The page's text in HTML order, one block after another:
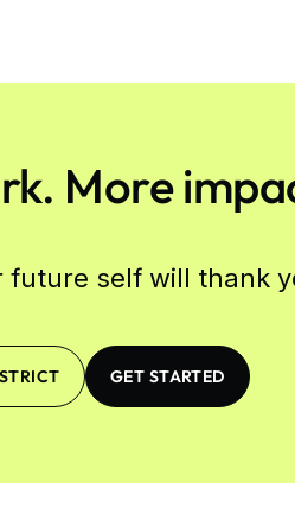
More
future self will thank
GET STARTED